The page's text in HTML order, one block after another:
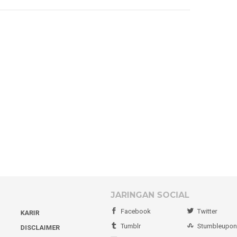
KARIR
DISCLAIMER
JARINGAN SOCIAL
Facebook Twitter
Tumblr
Stumbleupon